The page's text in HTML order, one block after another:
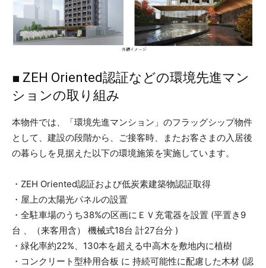
■ ZEH Oriented認証などの環境先進マン
ションの取り組み
本物件では、「環境先進マンション」のフラッグシップ物件
として、建設の段階から、ご接客時、またお客さまの入居後
の暮らしを見据えた以下の環境施策を実施しています。
・ZEH Oriented認証および低炭素建築物認証取得
・屋上の太陽光パネルの設置
・全駐車場のうち38%の区画にＥＶ充電器を設置 (平置き9
台 、（来客用含） 機械式18台 計27台分 )
・緑化率約22%、130本を超える中高木を敷地内に植樹
・コンクリート型枠用合板 に 持続可能性に配慮した木材 (認